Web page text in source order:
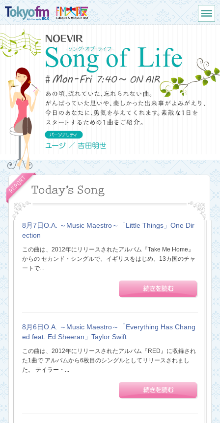
8月7日O.A. ～Music Maestro～「Little Things」One Dir
ection
この曲は、2012年にリリースされたアルバム『Take Me Home』
からの セカンド・シングルで、イギリスをはじめ、13カ国のチャ
ートで...
8月6日O.A. ～Music Maestro～「Everything Has Chang
ed feat. Ed Sheeran」Taylor Swift
この曲は、2012年にリリースされたアルバム『RED』に収録され
た1曲で アルバムから6枚目のシングルとしてリリースされまし
た。 テイラー・...